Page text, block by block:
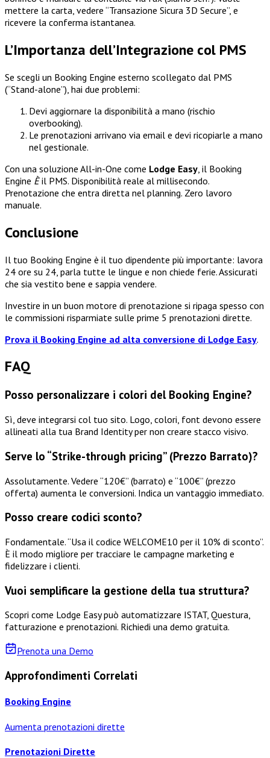
mettere la carta, vedere “Transazione Sicura 3D Secure”, e
ricevere la conferma istantanea.
L’Importanza dell’Integrazione col PMS
Se scegli un Booking Engine esterno scollegato dal PMS
(“Stand-alone”), hai due problemi:
Devi aggiornare la disponibilità a mano (rischio
overbooking).
Le prenotazioni arrivano via email e devi ricopiarle a mano
nel gestionale.
Con una soluzione All-in-One come Lodge Easy , il Booking
Engine Èil PMS. Disponibilità reale al millisecondo.
Prenotazione che entra diretta nel planning. Zero lavoro
manuale.
Conclusione
Il tuo Booking Engine è il tuo dipendente più importante: lavora
24 ore su 24, parla tutte le lingue e non chiede ferie. Assicurati
che sia vestito bene e sappia vendere.
Investire in un buon motore di prenotazione si ripaga spesso con
le commissioni risparmiate sulle prime 5 prenotazioni dirette.
Prova il Booking Engine ad alta conversione di Lodge Easy.
FAQ
Posso personalizzare i colori del Booking Engine?
Sì, deve integrarsi col tuo sito. Logo, colori, font devono essere
allineati alla tua Brand Identity per non creare stacco visivo.
Serve lo “Strike-through pricing” (Prezzo Barrato)?
Assolutamente. Vedere “120€” (barrato) e “100€” (prezzo
offerta) aumenta le conversioni. Indica un vantaggio immediato.
Posso creare codici sconto?
Fondamentale. “Usa il codice WELCOME10 per il 10% di sconto”.
È il modo migliore per tracciare le campagne marketing e
fidelizzare i clienti.
Vuoi semplificare la gestione della tua struttura?
Scopri come Lodge Easy può automatizzare ISTAT, Questura,
fatturazione e prenotazioni. Richiedi una demo gratuita.
Prenota una Demo
Approfondimenti Correlati
Booking Engine
Aumenta prenotazioni dirette
Prenotazioni Dirette